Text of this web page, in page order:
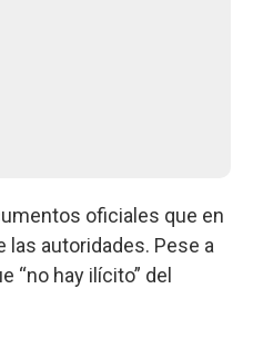
oficiales que en
las autoridades. Pese a
“no hay ilícito” del